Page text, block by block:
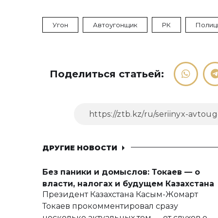
Угон Автоугонщик РК
Поделиться статьей:
ДРУГИЕ НОВОСТИ
Без паники и домыслов: Токаев — о
власти, налогах и будущем Казахстана
Президент Казахстана Касым-Жомарт
Токаев прокомментировал сразу